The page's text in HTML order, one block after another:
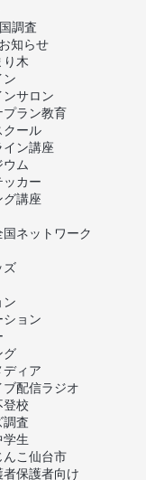
調査
お知らせ
り木
ン
サロン
プラン教育
クール
イン講座
ウム
ッカー
講座
ネットワーク
ズ
ョン
グ
ディア
ブ配信ラジオ
登校
査
学生
こ仙台市
者保護者向け